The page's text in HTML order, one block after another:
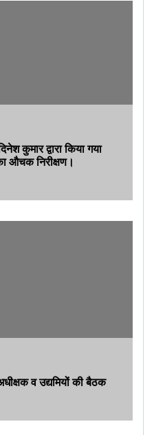
कुमार द्वारा किया गया
औचक निरीक्षण।
व उद्यमियों की बैठक